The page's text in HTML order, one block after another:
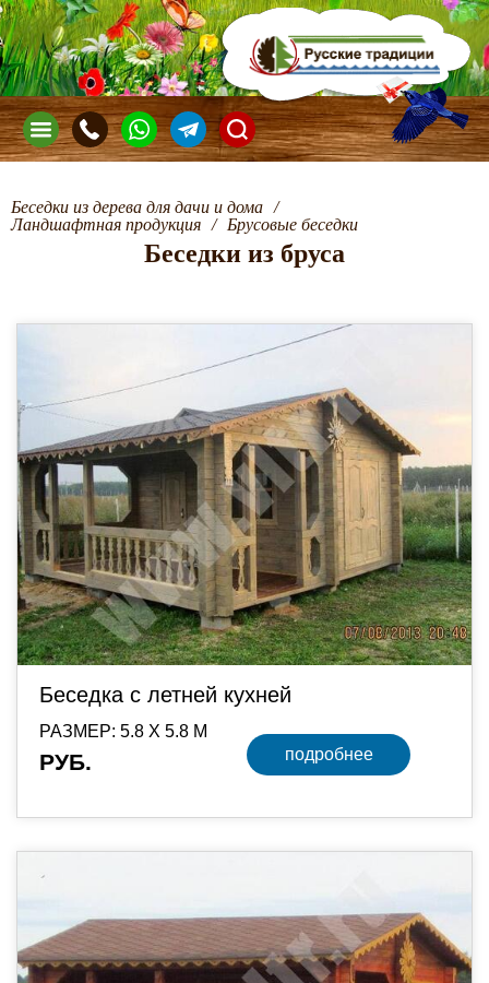
Беседки из дерева для дачи и дома /
Ландшафтная продукция / Брусовые беседки
Беседки из бруса
Беседка с летней кухней
РАЗМЕР: 5.8 Х 5.8 М
РУБ. подробнее